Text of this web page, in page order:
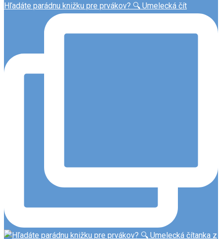
Hľadáte parádnu knižku pre prvákov? 🔍 Umelecká čít